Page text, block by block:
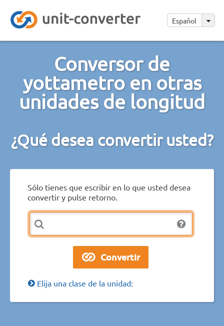
Español
Conversor de
yottametro en otras
unidades de longitud
¿Qué desea convertir usted?
Sólo tienes que escribir en lo que usted desea
convertir y pulse retorno.
Elija una clase de la unidad: